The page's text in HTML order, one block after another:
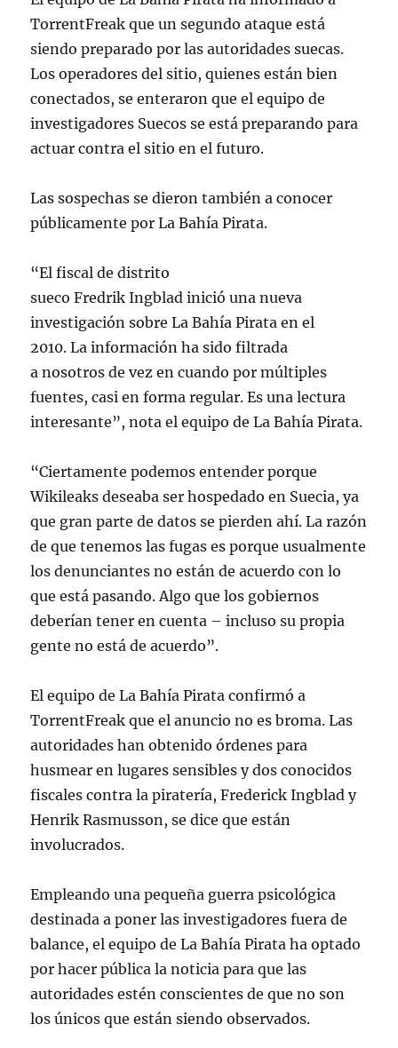
TorrentFreak que un segundo ataque está
siendo preparado por las autoridades suecas.
Los operadores del sitio, quienes están bien
conectados, se enteraron que el equipo de
investigadores Suecos se está preparando para
actuar contra el sitio en el futuro.
Las sospechas se dieron también a conocer
públicamente por La Bahía Pirata.
“El fiscal de distrito
sueco Fredrik Ingblad inició una nueva
investigación sobre La Bahía Pirata en el
2010. La información ha sido filtrada
a nosotros de vez en cuando por múltiples
fuentes, casi en forma regular. Es una lectura
interesante”, nota el equipo de La Bahía Pirata.
“Ciertamente podemos entender porque
Wikileaks deseaba ser hospedado en Suecia, ya
que gran parte de datos se pierden ahí. La razón
de que tenemos las fugas es porque usualmente
los denunciantes no están de acuerdo con lo
que está pasando. Algo que los gobiernos
deberían tener en cuenta – incluso su propia
gente no está de acuerdo”.
El equipo de La Bahía Pirata confirmó a
TorrentFreak que el anuncio no es broma. Las
autoridades han obtenido órdenes para
husmear en lugares sensibles y dos conocidos
fiscales contra la piratería, Frederick Ingblad y
Henrik Rasmusson, se dice que están
involucrados.
Empleando una pequeña guerra psicológica
destinada a poner las investigadores fuera de
balance, el equipo de La Bahía Pirata ha optado
por hacer pública la noticia para que las
autoridades estén conscientes de que no son
los únicos que están siendo observados.